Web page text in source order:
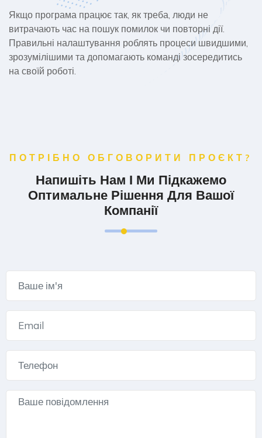
Якщо програма працює так, як треба, люди не
витрачають час на пошук помилок чи повторні дії.
Правильні налаштування роблять процеси швидшими,
зрозумілішими та допомагають команді зосередитись
на своїй роботі.
ПОТРІБНО ОБГОВОРИТИ ПРОЄКТ?
Напишіть Нам І Ми Підкажемо
Оптимальне Рішення Для Вашої
Компанії